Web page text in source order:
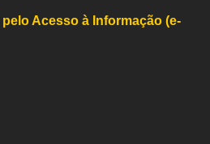
Acesso à Informação (e-